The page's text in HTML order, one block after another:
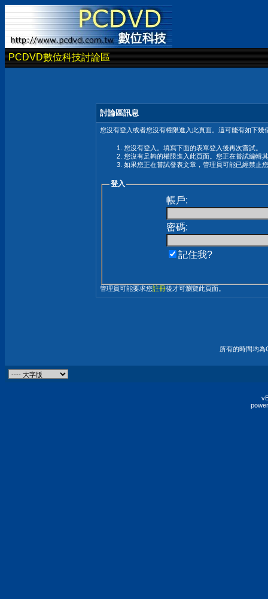
PCDVD數位科技討論區
討論區訊息
您沒有登入或者您沒有權限進入此頁面。這可能有如下幾
您沒有登入。填寫下面的表單登入後再次嘗試。
您沒有足夠的權限進入此頁面。您正在嘗試編輯
如果您正在嘗試發表文章，管理員可能已經禁止
登入
帳戶:
密碼:
記住我?
管理員可能要求您註冊後才可瀏覽此頁面。
所有的時間均為